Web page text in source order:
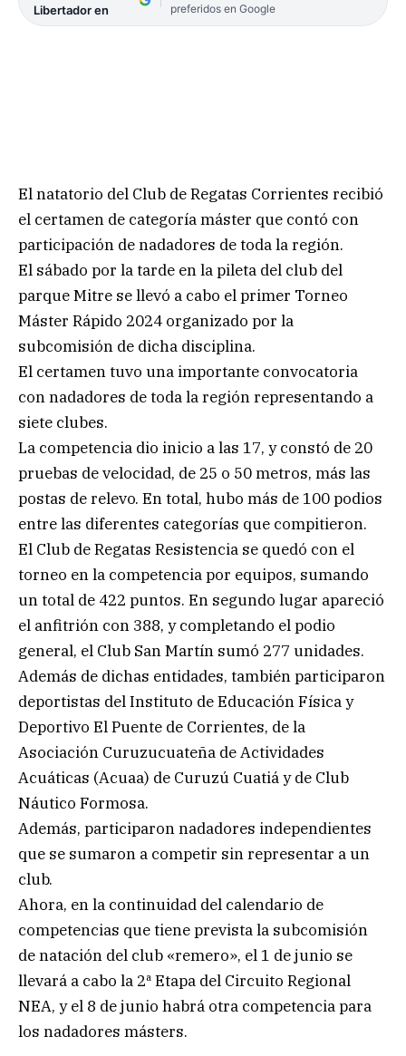
Libertador en
preferidos en Google
El natatorio del Club de Regatas Corrientes recibió
el certamen de categoría máster que contó con
participación de nadadores de toda la región.
El sábado por la tarde en la pileta del club del
parque Mitre se llevó a cabo el primer Torneo
Máster Rápido 2024 organizado por la
subcomisión de dicha disciplina.
El certamen tuvo una importante convocatoria
con nadadores de toda la región representando a
siete clubes.
La competencia dio inicio a las 17, y constó de 20
pruebas de velocidad, de 25 o 50 metros, más las
postas de relevo. En total, hubo más de 100 podios
entre las diferentes categorías que compitieron.
El Club de Regatas Resistencia se quedó con el
torneo en la competencia por equipos, sumando
un total de 422 puntos. En segundo lugar apareció
el anfitrión con 388, y completando el podio
general, el Club San Martín sumó 277 unidades.
Además de dichas entidades, también participaron
deportistas del Instituto de Educación Física y
Deportivo El Puente de Corrientes, de la
Asociación Curuzucuateña de Actividades
Acuáticas (Acuaa) de Curuzú Cuatiá y de Club
Náutico Formosa.
Además, participaron nadadores independientes
que se sumaron a competir sin representar a un
club.
Ahora, en la continuidad del calendario de
competencias que tiene prevista la subcomisión
de natación del club «remero», el 1 de junio se
llevará a cabo la 2ª Etapa del Circuito Regional
NEA, y el 8 de junio habrá otra competencia para
los nadadores másters.